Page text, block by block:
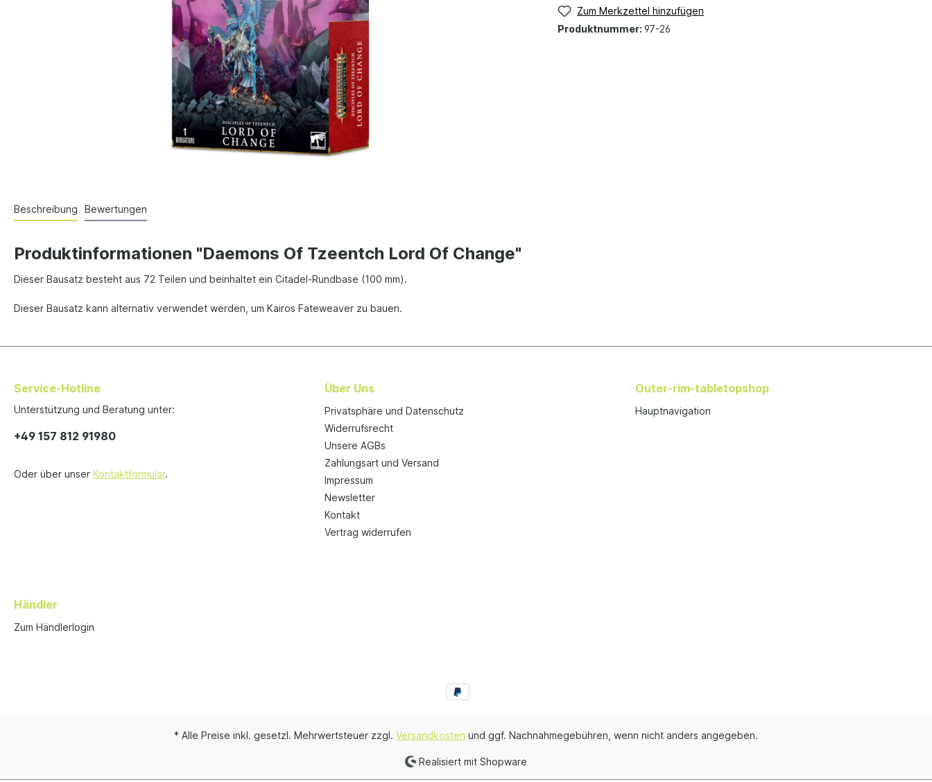
Zum Merkzettel hinzufügen
Produktnummer: 97-26
Beschreibung Bewertungen
Produktinformationen "Daemons Of Tzeentch Lord Of Change"
Dieser Bausatz besteht aus 72 Teilen und beinhaltet ein Citadel-Rundbase (100 mm).
Dieser Bausatz kann alternativ verwendet werden, um Kairos Fateweaver zu bauen.
Service-Hotline
Unterstützung und Beratung unter:
+49 157 812 91980
Oder über unser Kontaktformular.
Über Uns
Privatsphäre und Datenschutz
Widerrufsrecht
Unsere AGBs
Zahlungsart und Versand
Impressum
Newsletter
Kontakt
Vertrag widerrufen
Outer-rim-tabletopshop
Hauptnavigation
Händler
Zum Händlerlogin
* Alle Preise inkl. gesetzl. Mehrwertsteuer zzgl. Versandkosten und ggf. Nachnahmegebühren, wenn nicht anders angegeben.
Realisiert mit Shopware